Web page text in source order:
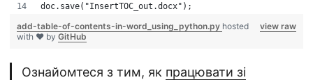
doc.save("InsertTOC_out.docx");
view raw
add-table-of-contents-in-word_using_python.py hosted
with ❤ by GitHub
Ознайомтеся з тим, як працювати зі